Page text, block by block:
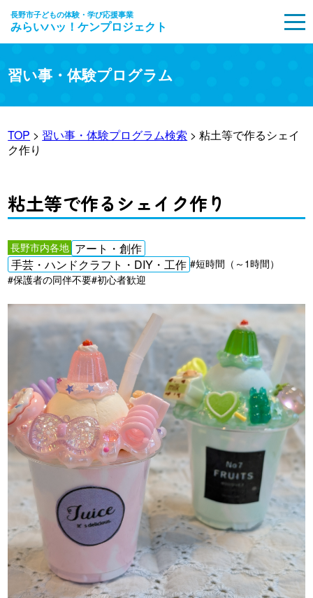
長野市子どもの体験・学び応援事業
みらいハッ！ケンプロジェクト
習い事・体験プログラム
TOP > 習い事・体験プログラム検索 > 粘土等で作るシェイ
ク作り
粘土等で作るシェイク作り
長野市内各地 アート・創作
手芸・ハンドクラフト・DIY・工作 #短時間（～1時間）
#保護者の同伴不要#初心者歓迎